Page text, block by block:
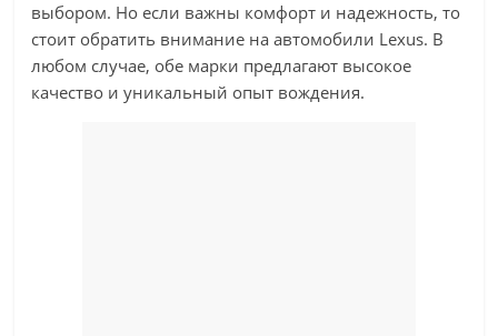
выбором. Но если важны комфорт и надежность, то
стоит обратить внимание на автомобили Lexus. В
любом случае, обе марки предлагают высокое
качество и уникальный опыт вождения.